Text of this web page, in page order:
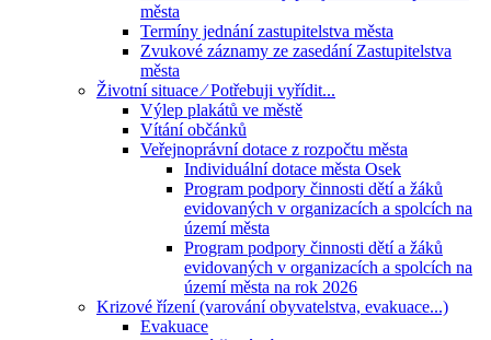
města
Termíny jednání zastupitelstva města
Zvukové záznamy ze zasedání Zastupitelstva
města
Životní situace ⁄ Potřebuji vyřídit...
Výlep plakátů ve městě
Vítání občánků
Veřejnoprávní dotace z rozpočtu města
Individuální dotace města Osek
Program podpory činnosti dětí a žáků
evidovaných v organizacích a spolcích na
území města
Program podpory činnosti dětí a žáků
evidovaných v organizacích a spolcích na
území města na rok 2026
Krizové řízení (varování obyvatelstva, evakuace...)
Evakuace